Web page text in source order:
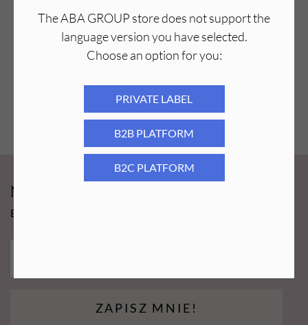
The ABA GROUP store does not support the
language version you have selected.
Choose an option for you:
PRIVATE LABEL
B2B PLATFORM
B2C PLATFORM
Newsy Aba Group!
Bądź na bieżąco i łap promocję tylko dla subskrybentów!
ZAPISZ MNIE!